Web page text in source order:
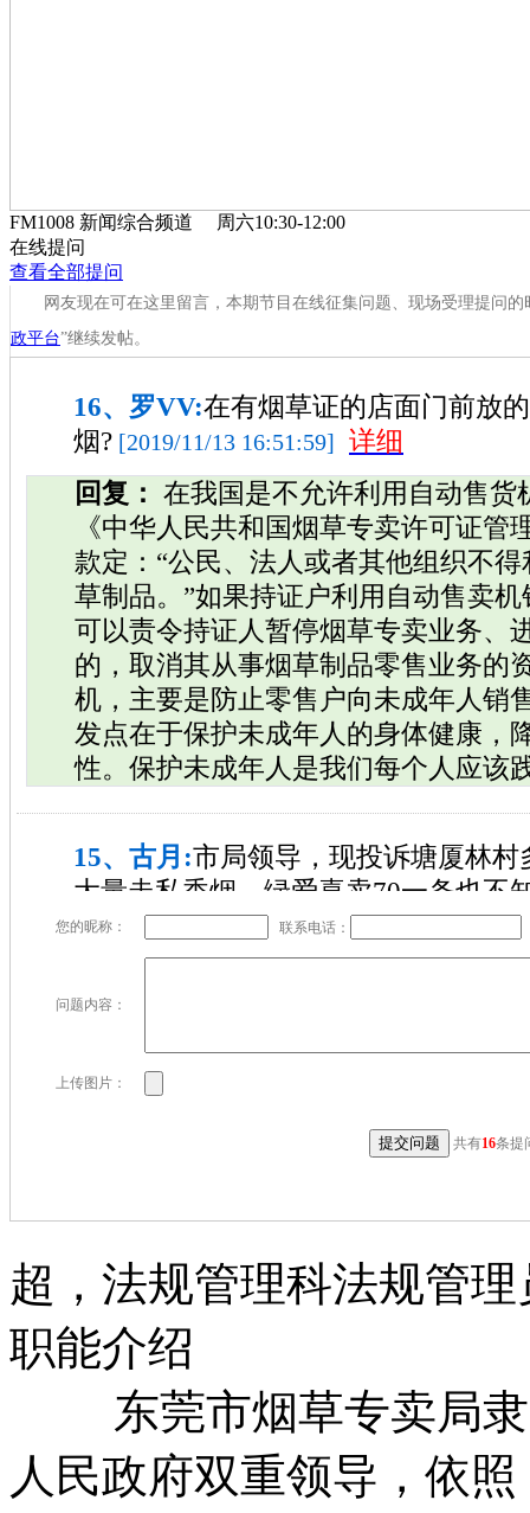
FM1008 新闻综合频道 周六10:30-12:00
在线提问
查看全部提问
网友现在可在这里留言，本期节目在线征集问题、现场受理提问
政平台”继续发帖。
16、罗VV:在有烟草证的店面门前放
烟? [2019/11/13 16:51:59] 详细
回复： 在我国是不允许利用自动售货
《中华人民共和国烟草专卖许可证管
款定：“公民、法人或者其他组织不
草制品。”如果持证户利用自动售卖
可以责令持证人暂停烟草专卖业务、
的，取消其从事烟草制品零售业务的
机，主要是防止零售户向未成年人销
发点在于保护未成年人的身体健康，
性。保护未成年人是我们每个人应该
15、古月:市局领导，现投诉塘厦林
大量走私香烟，绿爱喜卖70一条也不
公司拿货都要一百多，另外该地段因
生，建议对该地段加大检查执法力度.
回复：
案，组织 精干力量对网友所反映的
查，网友所反映的塘厦镇林村多仔岭
法对涉案卷烟进行先行登记保存，待
规零售户起到了较好的警示作用，切
执法等工作，继续保持对卷烟市场监
好国家利益和消费者合法权益。
14、阳光网友:麻涌信华专店售买假
望有关部门严厉查处！
回复：接到投诉后，分局高度重视，
您的昵称： 联系电话：
问题内容：
上传图片：
共有16条提
超，法规管理科法规管理
职能介绍
东莞市烟草专卖局隶
人民政府双重领导，依